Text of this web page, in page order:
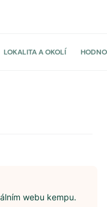
LOKALITA A OKOLÍ
webu kempu.